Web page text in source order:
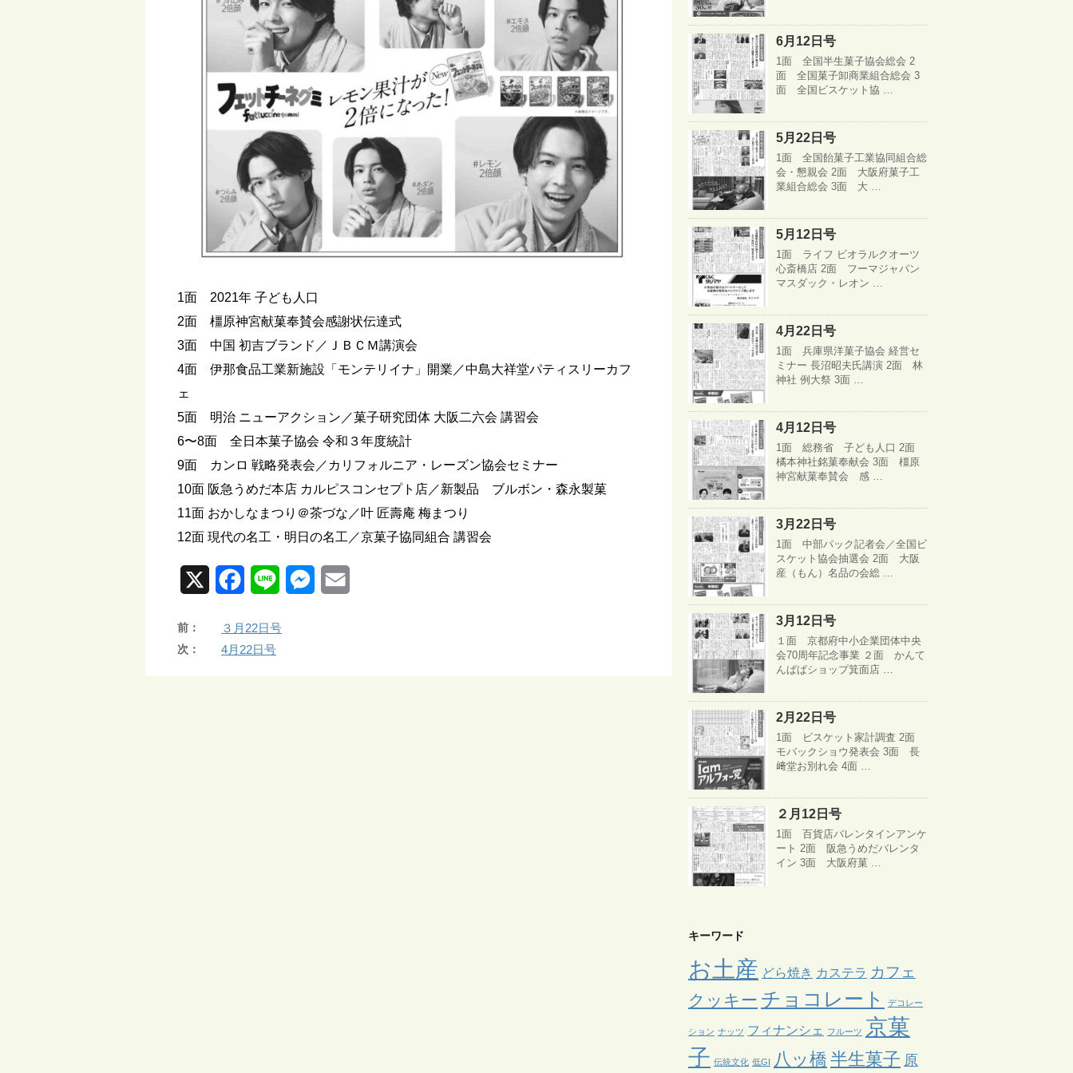
1面 2021年 子ども人口
2面 橿原神宮献菓奉賛会感謝状伝達式
3面 中国 初吉ブランド／ＪＢＣＭ講演会
4面 伊那食品工業新施設「モンテリイナ」開業／中島大祥堂パティスリーカフ
ェ
5面 明治 ニューアクション／菓子研究団体 大阪二六会 講習会
6〜8面 全日本菓子協会 令和３年度統計
9面 カンロ 戦略発表会／カリフォルニア・レーズン協会セミナー
10面 阪急うめだ本店 カルピスコンセプト店／新製品 ブルボン・森永製菓
11面 おかしなまつり＠茶づな／叶 匠壽庵 梅まつり
12面 現代の名工・明日の名工／京菓子協同組合 講習会
c n
前： ３月22日号
次： 4月22日号
6月12日号
1面 全国半生菓子協会総会 2
面 全国菓子卸商業組合総会 3
面 全国ビスケット協 …
5月22日号
1面 全国飴菓子工業協同組合総
会・懇親会 2面 大阪府菓子工
業組合総会 3面 大 …
5月12日号
1面 ライフ ビオラルクオーツ
心斎橋店 2面 フーマジャパン
マスダック・レオン …
4月22日号
1面 兵庫県洋菓子協会 経営セ
ミナー 長沼昭夫氏講演 2面 林
神社 例大祭 3面 …
4月12日号
1面 総務省 子ども人口 2面
橘本神社銘菓奉献会 3面 橿原
神宮献菓奉賛会 感 …
3月22日号
1面 中部パック記者会／全国ビ
スケット協会抽選会 2面 大阪
産（もん）名品の会総 …
3月12日号
１面 京都府中小企業団体中央
会70周年記念事業 ２面 かんて
んぱぱショップ箕面店 …
2月22日号
1面 ビスケット家計調査 2面
モバックショウ発表会 3面 長
﨑堂お別れ会 4面 …
２月12日号
1面 百貨店バレンタインアンケ
ート 2面 阪急うめだバレンタ
イン 3面 大阪府菓 …
キーワード
お土産 どら焼き カステラ カフェ
クッキー チョコレート デコレー
ション ナッツ フィナンシェ フルーツ 京菓
子 伝統文化 低GI 八ッ橋 半生菓子 原